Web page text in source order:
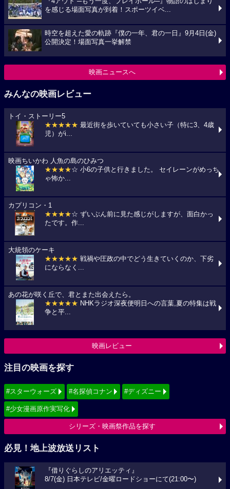
を感じる場面写真が到着！スポーツイベ...
時空を超えた愛の軌跡『僕の一年、君の一日』9月4日(金)
公開決定！場面写真一挙解禁
映画ニュースへ
みんなの映画レビュー
トイ・ストーリー5
★★★★★ 最近街を歩いていても小さい子（特に3、4歳
児）がi...
映画ちいかわ 人魚の島のひみつ
★★★★☆ 小6の子供と行きました。 セイレーンがめっち
ゃ怖か...
カプリコン・1
★★★★☆ ずいぶん前に見た感じがしますが、面白かっ
たです。作...
大統領のケーキ
★★★★★ 戦禍や圧政の中でどう生きていくのか、下劣
にならなく...
あの花が咲く丘で、君とまた出会えたら。
★★★★★ NHKラジオ深夜便明日への言葉,夏の特集は戦
争と平...
映画レビュー
注目の映画を探す
#スターウォーズ #名探偵コナン #ディズニー
#少女漫画原作実写化
シリーズ・映画祭作品を探す
必見！地上波放送リスト
『借りぐらしのアリエッティ』
8/7(金) 日本テレビ/金曜ロードショーにて(21:00〜)